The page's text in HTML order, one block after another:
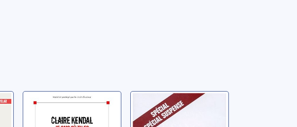
Je sais où tu es
Kendal, Claire
Sang des roses
Cauvin, Patrick